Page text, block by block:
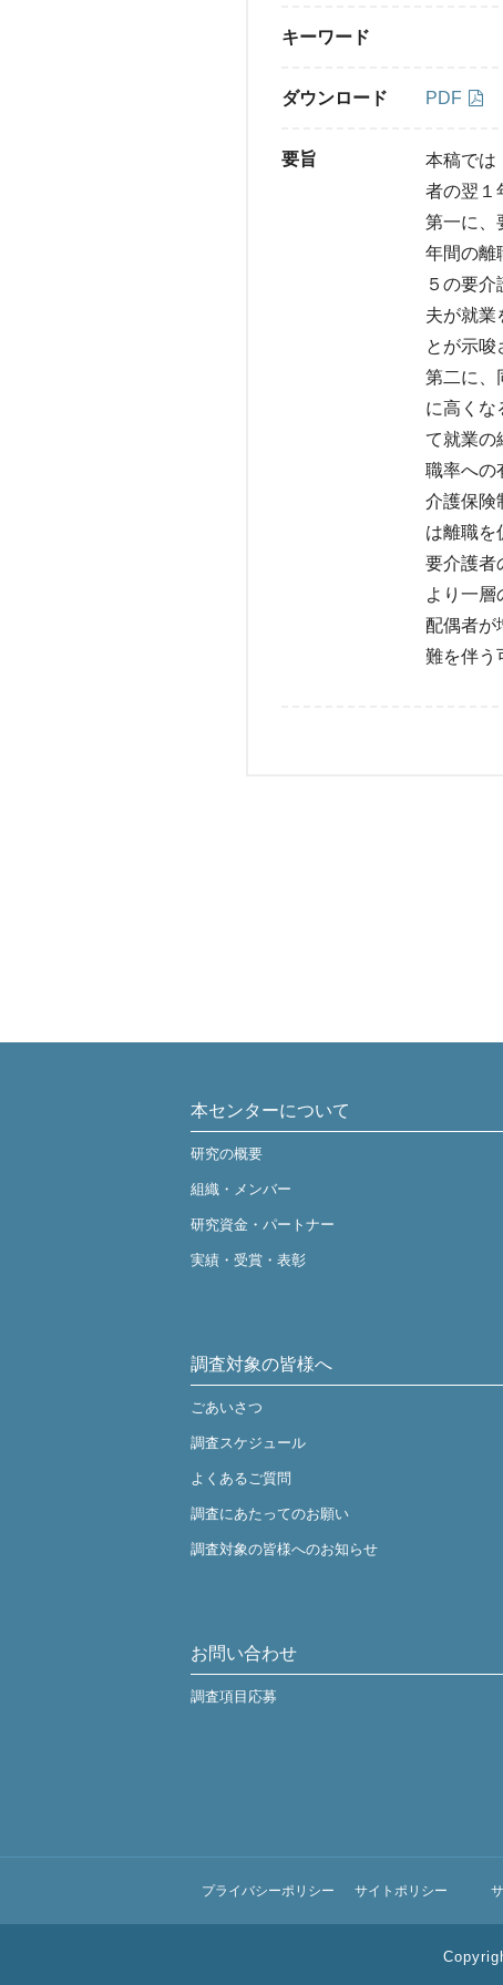
キーワード
ダウンロード PDF
要旨
本稿では
者の翌１
第一に、
年間の離
５の要
夫が就業
とが示唆
第二に、
に高くな
て就業の
職率への
介護保険
は離職を
要介護者
より一層
配偶者が
難を伴う
本センターについて
研究の概要
組織・メンバー
研究資金・パートナー
実績・受賞・表彰
調査対象の皆様へ
ごあいさつ
調査スケジュール
よくあるご質問
調査にあたってのお願い
調査対象の皆様へのお知らせ
お問い合わせ
調査項目応募
プライバシーポリシー サイトポリシー